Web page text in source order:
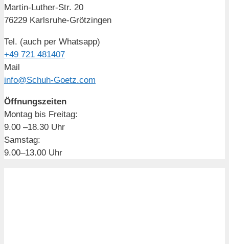
Martin-Luther-Str. 20
76229 Karlsruhe-Grötzingen
Tel. (auch per Whatsapp)
+49 721 481407
Mail
info@Schuh-Goetz.com
Öffnungszeiten
Montag bis Freitag:
9.00 –18.30 Uhr
Samstag:
9.00–13.00 Uhr